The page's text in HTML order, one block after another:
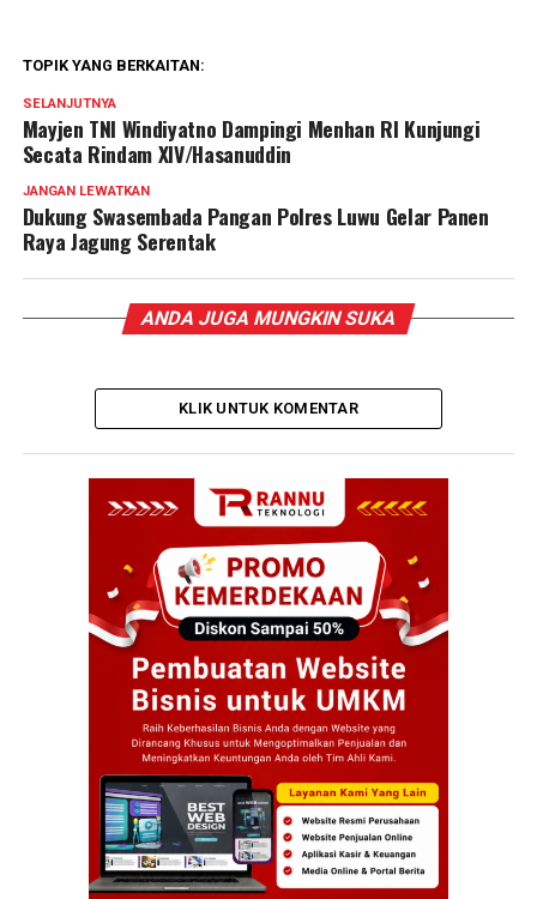
TOPIK YANG BERKAITAN:
SELANJUTNYA
Mayjen TNI Windiyatno Dampingi Menhan RI Kunjungi
Secata Rindam XIV/Hasanuddin
JANGAN LEWATKAN
Dukung Swasembada Pangan Polres Luwu Gelar Panen
Raya Jagung Serentak
ANDA JUGA MUNGKIN SUKA
KLIK UNTUK KOMENTAR